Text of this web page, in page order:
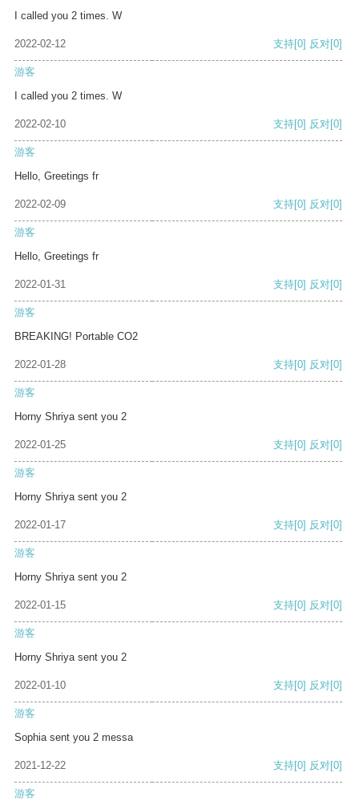
I called you 2 times. W
2022-02-12 支持[0] 反对[0]
游客
I called you 2 times. W
2022-02-10 支持[0] 反对[0]
游客
Hello, Greetings fr
2022-02-09 支持[0] 反对[0]
游客
Hello, Greetings fr
2022-01-31 支持[0] 反对[0]
游客
BREAKING! Portable CO2
2022-01-28 支持[0] 反对[0]
游客
Horny Shriya sent you 2
2022-01-25 支持[0] 反对[0]
游客
Horny Shriya sent you 2
2022-01-17 支持[0] 反对[0]
游客
Horny Shriya sent you 2
2022-01-15 支持[0] 反对[0]
游客
Horny Shriya sent you 2
2022-01-10 支持[0] 反对[0]
游客
Sophia sent you 2 messa
2021-12-22 支持[0] 反对[0]
游客